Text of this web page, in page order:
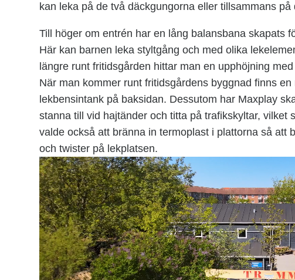
kan leka på de två däckgungorna eller tillsammans
Till höger om entrén har en lång balansbana skapats
Här kan barnen leka styltgång och med olika
längre runt fritidsgården hittar man en upphöjning
När man kommer runt fritidsgårdens byggnad finns
lekbensintank på baksidan. Dessutom har Maxplay
stanna till vid hajtänder och titta på trafikskyltar, vilket
valde också att bränna in termoplast i plattorna så att
och twister på lekplatsen.